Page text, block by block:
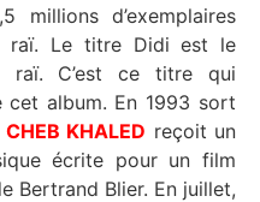
d’exemplaires
raï. Le titre Didi est le
raï. C’est ce titre qui
En 1993 sort
CHEB KHALED reçoit un
écrite pour un film
Bertrand Blier. En juillet,